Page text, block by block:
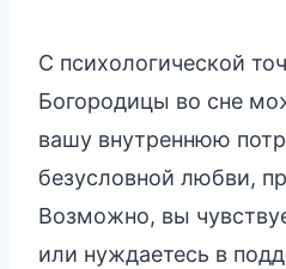
С психологической
Богородицы во сне
вашу внутреннюю
безусловной любви,
Возможно, вы
или нуждаетесь в